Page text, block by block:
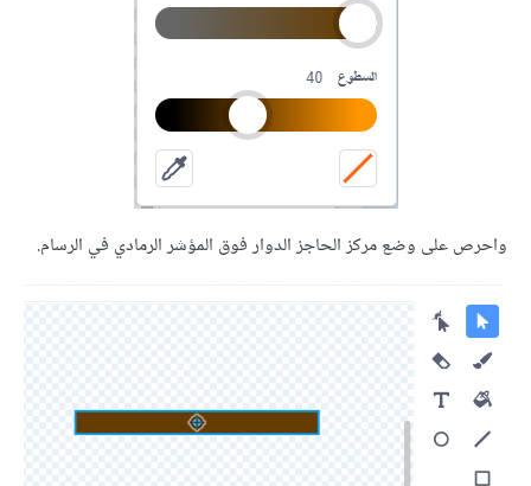
وضع مركز الحاجز الدوار فوق المؤشر الرمادي في الرسام.